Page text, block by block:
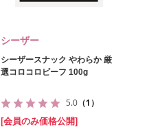
シーザー
シーザースナック やわらか 厳
選コロコロビーフ 100g
5.0 （1）
[会員のみ価格公開]